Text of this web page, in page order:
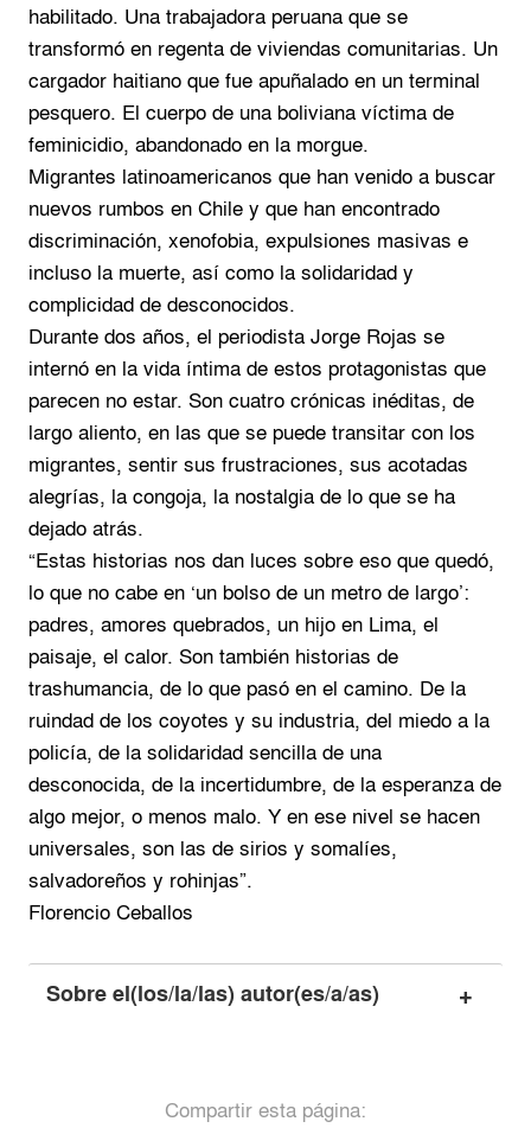
habilitado. Una trabajadora peruana que se
transformó en regenta de viviendas comunitarias. Un
cargador haitiano que fue apuñalado en un terminal
pesquero. El cuerpo de una boliviana víctima de
feminicidio, abandonado en la morgue.
Migrantes latinoamericanos que han venido a buscar
nuevos rumbos en Chile y que han encontrado
discriminación, xenofobia, expulsiones masivas e
incluso la muerte, así como la solidaridad y
complicidad de desconocidos.
Durante dos años, el periodista Jorge Rojas se
internó en la vida íntima de estos protagonistas que
parecen no estar. Son cuatro crónicas inéditas, de
largo aliento, en las que se puede transitar con los
migrantes, sentir sus frustraciones, sus acotadas
alegrías, la congoja, la nostalgia de lo que se ha
dejado atrás.
“Estas historias nos dan luces sobre eso que quedó,
lo que no cabe en ‘un bolso de un metro de largo’:
padres, amores quebrados, un hijo en Lima, el
paisaje, el calor. Son también historias de
trashumancia, de lo que pasó en el camino. De la
ruindad de los coyotes y su industria, del miedo a la
policía, de la solidaridad sencilla de una
desconocida, de la incertidumbre, de la esperanza de
algo mejor, o menos malo. Y en ese nivel se hacen
universales, son las de sirios y somalíes,
salvadoreños y rohinjas”.
Florencio Ceballos
Sobre el(los/la/las) autor(es/a/as)
Compartir esta página: